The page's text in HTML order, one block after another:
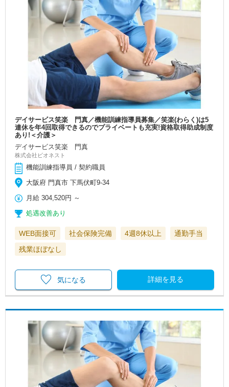
デイサービス笑楽 門真／機能訓練指導員募集／笑楽(わらく)は5
連休を年4回取得できるのでプライベートも充実!資格取得助成制度
あり!＜介護＞
デイサービス笑楽 門真
株式会社ビオネスト
機能訓練指導員 / 契約職員
大阪府 門真市 下馬伏町9-34
月給 304,520円 ～
処遇改善あり
WEB面接可 社会保険完備 4週8休以上
通勤手当
残業ほぼなし
詳細を見る
気になる